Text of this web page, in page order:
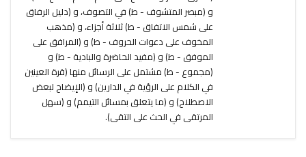
و (مبصر المتشوف - ط) في التصوف، و (دليل الرفاق
على شمس الاتفاق - ط) ثلاثة أجزاء، و (مذهب
المخوف على دعوات الحروف - ط) و (المرافق على
الموفق - ط) و (مفيد الحاضرة والبادية - ط) و
(مجموع - ط) مشتمل على الرسائل منها (قرة العينين
في الكلام على الرؤية في الدارين) و (الإيضاح لبعض
الاصطلاح) و (ما يتعلق بمسائل التيمم) و (سهل
المرتقى في الحث على التقى).